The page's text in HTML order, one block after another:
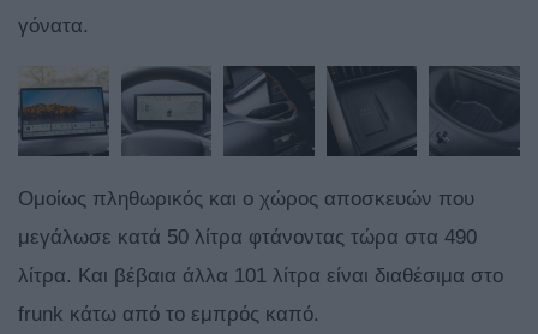
γόνατα.
Ομοίως πληθωρικός και ο χώρος αποσκευών που
μεγάλωσε κατά 50 λίτρα φτάνοντας τώρα στα 490
λίτρα. Και βέβαια άλλα 101 λίτρα είναι διαθέσιμα στο
frunk κάτω από το εμπρός καπό.